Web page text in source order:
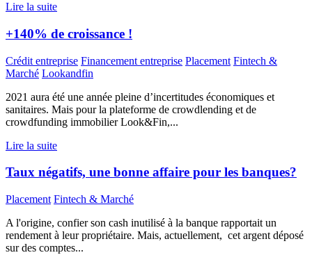
Lire la suite
+140% de croissance !
Crédit entreprise Financement entreprise Placement Fintech &
Marché Lookandfin
2021 aura été une année pleine d’incertitudes économiques et
sanitaires. Mais pour la plateforme de crowdlending et de
crowdfunding immobilier Look&Fin,...
Lire la suite
Taux négatifs, une bonne affaire pour les banques?
Placement Fintech & Marché
A l'origine, confier son cash inutilisé à la banque rapportait un
rendement à leur propriétaire. Mais, actuellement, cet argent déposé
sur des comptes...